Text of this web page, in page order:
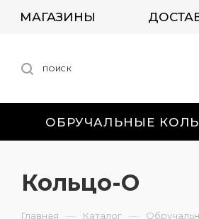
МАГАЗИНЫ
ПОИСК
ОБРУЧАЛЬНЫЕ
Кольцо-О
Главная — Каталог —